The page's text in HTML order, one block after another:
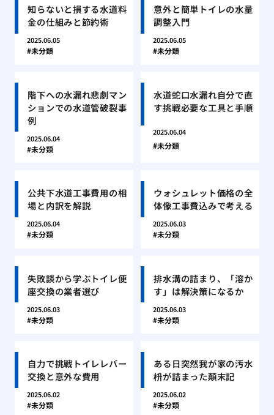
知らないと損する水道料
金の仕組みと節約術
2025.06.05
未分類
意外と簡単トイレの水量
調整入門
2025.06.05
未分類
階下への水漏れ悲劇マン
ションでの水道管破裂事
例
2025.06.04
未分類
水道蛇口水漏れ自分で直
す挑戦必要な工具と手順
2025.06.04
未分類
公共下水道工事費用の相
場と内訳を解説
2025.06.04
未分類
ウォシュレット価格の全
体像工事費込みで考える
2025.06.03
未分類
失敗談から学ぶトイレ便
座交換の業者選び
2025.06.03
未分類
排水溝の詰まり、「溶か
す」は解決策になるか
2025.06.03
未分類
自力で挑戦トイレレバー
交換と意外な費用
2025.06.02
未分類
ある日突然我が家の汚水
枡が詰まった顛末記
2025.06.02
未分類